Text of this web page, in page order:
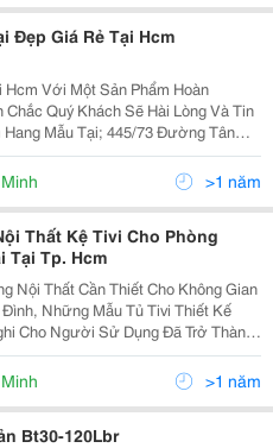
Đẹp Giá Rẻ Tại Hcm
Hcm Với Một Sản Phẩm Hoàn
Chắc Quý Khách Sẽ Hài Lòng Và Tin
Bình Trị Đông,Quận Bình Tân Tp Hồ
Nhiều Sản Phẩm Hãy Vào Đây; Htt >1 năm
Thất Kệ Tivi Cho Phòng
Tại Tp. Hcm
Nội Thất Cần Thiết Cho Không Gian
Những Mẫu Tủ Tivi Thiết Kế
Cho Người Sử Dụng Đã Trở Thành
Mới Cho Phòng Khách Hiện Đại.
Có Nhu Cầu Thiết Kế Tủ Tivi...>1 năm
Bt30-120Lbr